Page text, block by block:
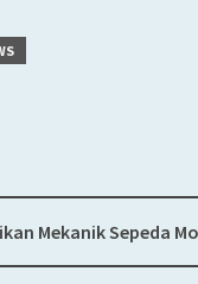
Mekanik Sepeda